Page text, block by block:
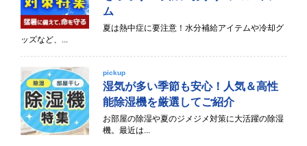
ム
夏は熱中症に要注意！水分補給アイテムや冷却グ
ッズなど、...
pickup
湿気が多い季節も安心！人気＆高性
能除湿機を厳選してご紹介
お部屋の除湿や夏のジメジメ対策に大活躍の除湿
機。最近は...